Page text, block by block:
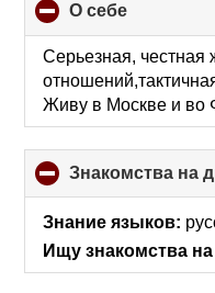
О себе
to
collapse
contents
Серьезная,
Живу в Москве и во
Знакомства на
Знание языков:
Ищу знакомства